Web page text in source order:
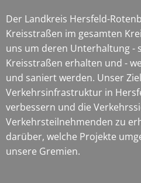
Der Landkreis Hersfeld-
Kreisstraßen im gesamten
uns um deren Unterhaltung -
Kreisstraßen erhalten und -
und saniert werden. Unser
Verkehrsinfrastruktur in
verbessern und die
Verkehrsteilnehmenden zu
darüber, welche Projekte
unsere Gremien.